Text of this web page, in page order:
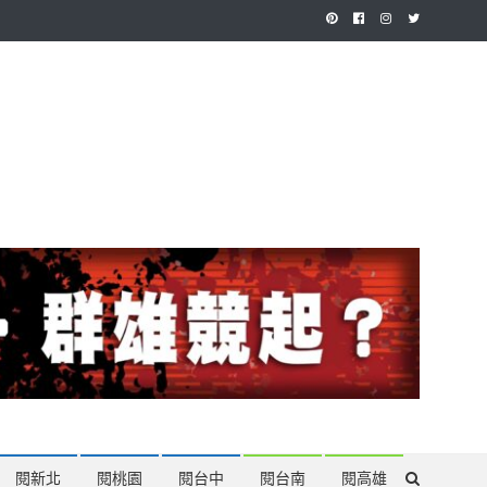
閱新北 閱桃園 閱台中 閱台南 閱高雄